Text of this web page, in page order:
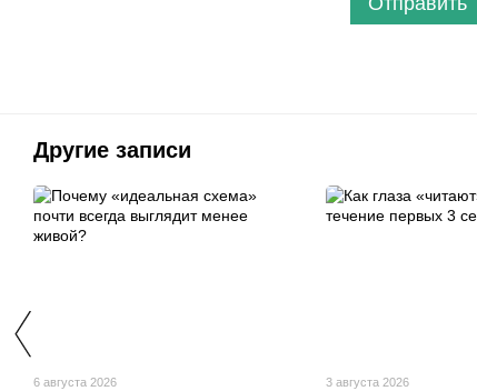
Другие записи
6 августа 2026 3 августа 2026